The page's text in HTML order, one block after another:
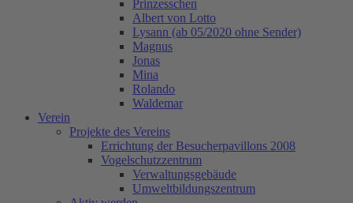
Prinzesschen
Albert von Lotto
Lysann (ab 05/2020 ohne Sender)
Magnus
Jonas
Mina
Rolando
Waldemar
Verein
Projekte des Vereins
Errichtung der Besucherpavillons 2008
Vogelschutzzentrum
Verwaltungsgebäude
Umweltbildungszentrum